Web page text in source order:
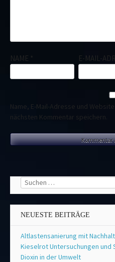
NAME * E-MAIL-
Name, E-Mail-Adresse und
nächsten Kommentar speichern.
Suchen
nach:
NEUESTE BEITRÄGE
Altlastensanierung mit
Kieselrot Untersuchungen und
Dioxin in der Umwelt